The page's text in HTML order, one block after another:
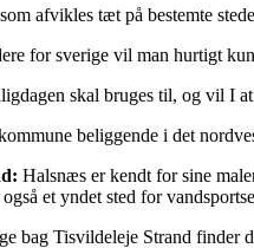
afvikles tæt på bestemte
for sverige vil man hurtigt
skal bruges til, og vil I
beliggende i det
Halsnæs er kendt for sine
et yndet sted for
bag Tisvildeleje Strand finder